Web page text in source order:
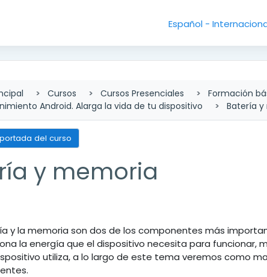
Español -
Cursos Cursos Presenciales
Formación
Android. Alarga la vida de tu dispositivo
Batería
del curso
y memoria
de sección
y la memoria son dos de los componentes más
la energía que el dispositivo necesita para funcionar,
utiliza, a lo largo de este tema veremos como